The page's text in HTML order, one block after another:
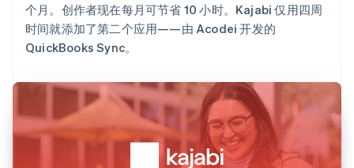
个月。创作者现在每月可节省 10 小时。Kajabi 仅用四周
时间就添加了第二个应用——由 Acodei 开发的
QuickBooks Sync。